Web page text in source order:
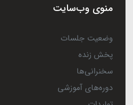
منوی وب‌سایت
وضعیت جلسات
پخش زنده
سخنرانی‌ها
دوره‌های آموزشی